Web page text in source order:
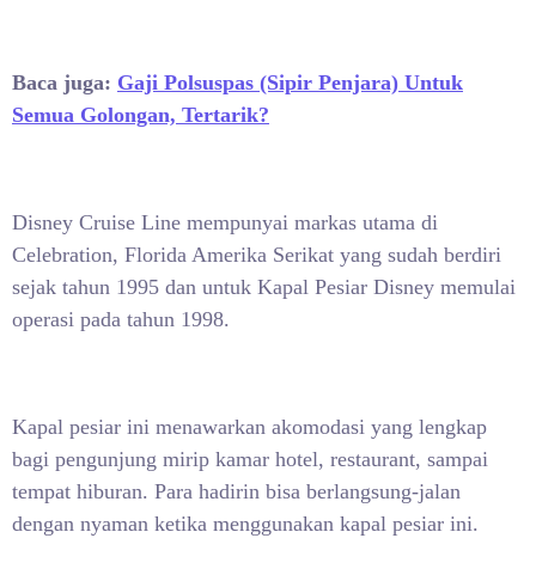
Baca juga: Gaji Polsuspas (Sipir Penjara) Untuk
Semua Golongan, Tertarik?
Disney Cruise Line mempunyai markas utama di
Celebration, Florida Amerika Serikat yang sudah berdiri
sejak tahun 1995 dan untuk Kapal Pesiar Disney memulai
operasi pada tahun 1998.
Kapal pesiar ini menawarkan akomodasi yang lengkap
bagi pengunjung mirip kamar hotel, restaurant, sampai
tempat hiburan. Para hadirin bisa berlangsung-jalan
dengan nyaman ketika menggunakan kapal pesiar ini.